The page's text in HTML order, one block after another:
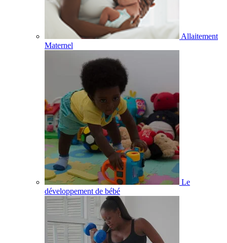
Allaitement
Maternel
Le
développement de bébé